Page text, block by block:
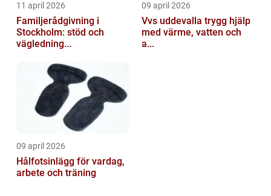
11 april 2026
Familjerådgivning i
Stockholm: stöd och
vägledning...
09 april 2026
Vvs uddevalla trygg hjälp
med värme, vatten och
a...
09 april 2026
Hålfotsinlägg för vardag,
arbete och träning